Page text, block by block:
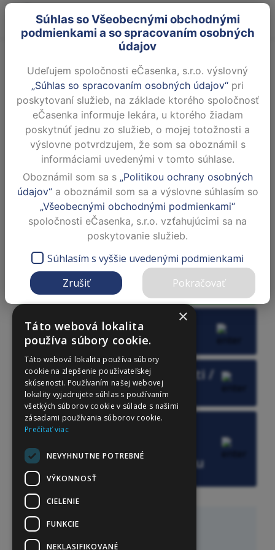
MUDr. Petra Itze - LEKÁR
Všeobecná ambulancia pre
dospelých
Dnes neordinuje
Poliklinika Ružinov Ružinovská 10, 82007
Bratislava - mestská časť Ružinov
ZOBRAZIŤ NA MAPE
Aktuálne neprítomnosti na www.framedic.sk.
Dovolenka od 17.08.2026 do 21.08.2026
Objednať sa
E-shop, recept,
výsledok
Dotazníky / Žiadosti /
PN / OČR
Krátka správa pre
presunutie termínu
Cena služby: 1,80 € s DPH
ORDINAČNÉ HODINY
Pondelok: 08:00 - 15:00
Súhlas so Všeobecnými obchodnými
podmienkami a so spracovaním osobných
údajov
Udeľujem spoločnosti eČasenka, s.r.o. výslovný
„Súhlas so spracovaním osobných údajov“ pri
poskytovaní služieb, na základe ktorého spoločnosť
eČasenka informuje lekára, u ktorého žiadam
poskytnúť jednu zo služieb, o mojej totožnosti a
výslovne potvrdzujem, že som sa oboznámil s
informáciami uvedenými v tomto súhlase.
Oboznámil som sa s „Politikou ochrany osobných
údajov“a oboznámil som sa a výslovne súhlasím so
„Všeobecnými obchodnými podmienkami“
spoločnosti eČasenka, s.r.o. vzťahujúcimi sa na
poskytovanie služieb.
Súhlasím s vyššie uvedenými podmienkami
Pokračovať
Zrušiť
×
Táto webová lokalita
používa súbory cookie.
Táto webová lokalita používa súbory
cookie na zlepšenie používateľskej
skúsenosti. Používaním našej webovej
lokality vyjadrujete súhlas s používaním
všetkých súborov cookie v súlade s našimi
zásadami používania súborov cookie.
Prečítať viac
NEVYHNUTNE POTREBNÉ
VÝKONNOSŤ
CIELENIE
FUNKCIE
NEKLASIFIKOVANÉ